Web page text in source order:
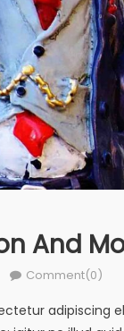
And
Comment(0)
adipiscing